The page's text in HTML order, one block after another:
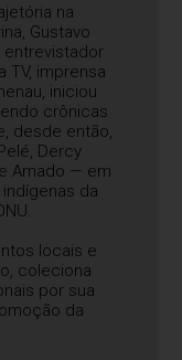
na
Gustavo
entrevistador
TV, imprensa
iniciou
crônicas
desde então,
Dercy
Amado — em
da
locais e
coleciona
por sua
da